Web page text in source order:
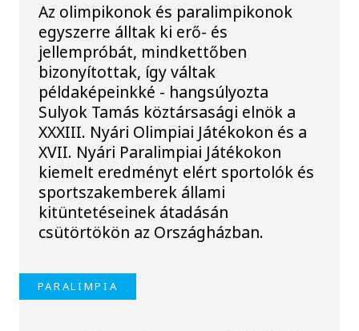
Az olimpikonok és paralimpikonok
egyszerre álltak ki erő- és
jellempróbát, mindkettőben
bizonyítottak, így váltak
példaképeinkké - hangsúlyozta
Sulyok Tamás köztársasági elnök a
XXXIII. Nyári Olimpiai Játékokon és a
XVII. Nyári Paralimpiai Játékokon
kiemelt eredményt elért sportolók és
sportszakemberek állami
kitüntetéseinek átadásán
csütörtökön az Országházban.
PARALIMPIA